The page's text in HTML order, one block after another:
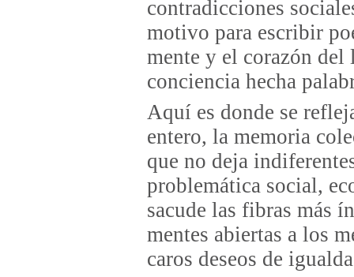
contradicciones
motivo para escribir
mente y el corazón
conciencia hecha
Aquí es donde se
entero, la memoria
que no deja
problemática social,
sacude las fibras más
mentes abiertas a los
caros deseos de